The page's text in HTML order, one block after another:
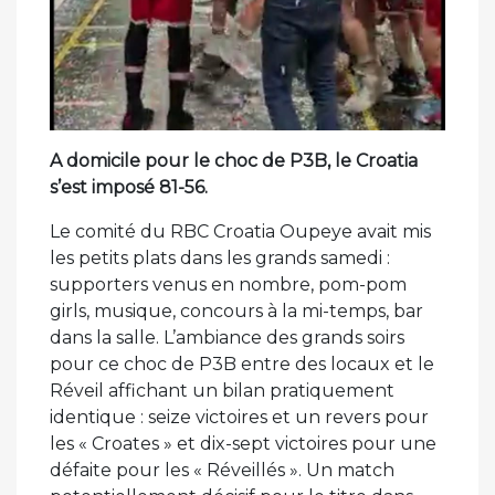
A domicile pour le choc de P3B, le Croatia
s’est imposé 81-56.
Le comité du RBC Croatia Oupeye avait mis
les petits plats dans les grands samedi :
supporters venus en nombre, pom-pom
girls, musique, concours à la mi-temps, bar
dans la salle. L’ambiance des grands soirs
pour ce choc de P3B entre des locaux et le
Réveil affichant un bilan pratiquement
identique : seize victoires et un revers pour
les « Croates » et dix-sept victoires pour une
défaite pour les « Réveillés ». Un match